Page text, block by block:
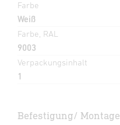
Farbe
Weiß
Farbe, RAL
9003
Verpackungsinhalt
1
Befestigung/ Montage